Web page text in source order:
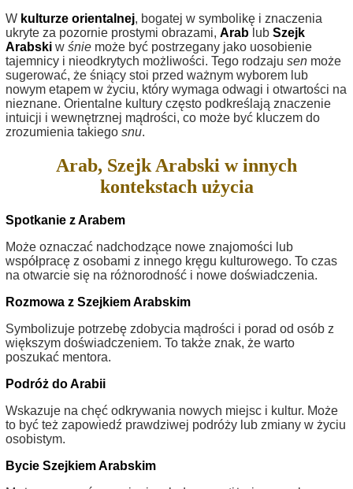
W kulturze orientalnej, bogatej w symbolikę i znaczenia
ukryte za pozornie prostymi obrazami, Arab lub Szejk
Arabski w śnie może być postrzegany jako uosobienie
tajemnicy i nieodkrytych możliwości. Tego rodzaju sen może
sugerować, że śniący stoi przed ważnym wyborem lub
nowym etapem w życiu, który wymaga odwagi i otwartości na
nieznane. Orientalne kultury często podkreślają znaczenie
intuicji i wewnętrznej mądrości, co może być kluczem do
zrozumienia takiego snu.
Arab, Szejk Arabski w innych
kontekstach użycia
Spotkanie z Arabem
Może oznaczać nadchodzące nowe znajomości lub
współpracę z osobami z innego kręgu kulturowego. To czas
na otwarcie się na różnorodność i nowe doświadczenia.
Rozmowa z Szejkiem Arabskim
Symbolizuje potrzebę zdobycia mądrości i porad od osób z
większym doświadczeniem. To także znak, że warto
poszukać mentora.
Podróż do Arabii
Wskazuje na chęć odkrywania nowych miejsc i kultur. Może
to być też zapowiedź prawdziwej podróży lub zmiany w życiu
osobistym.
Bycie Szejkiem Arabskim